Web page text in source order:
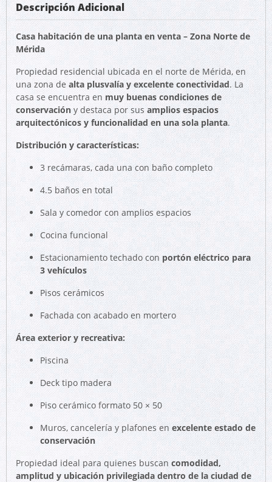
Descripción Adicional
Casa habitación de una planta en venta – Zona Norte de
Mérida
Propiedad residencial ubicada en el norte de Mérida, en
una zona de alta plusvalía y excelente conectividad. La
casa se encuentra en muy buenas condiciones de
conservacióny destaca por susamplios espacios
arquitectónicos y funcionalidad en una sola planta.
Distribución y características:
3 recámaras, cada una con baño completo
4.5 baños en total
Sala y comedor con amplios espacios
Cocina funcional
Estacionamiento techado conportón eléctrico para
3 vehículos
Pisos cerámicos
Fachada con acabado en mortero
Área exterior y recreativa:
Piscina
Deck tipo madera
Piso cerámico formato 50 × 50
Muros, cancelería y plafones enexcelente estado de
conservación
Propiedad ideal para quienes buscancomodidad,
amplitud y ubicación privilegiada dentro de la ciudad de